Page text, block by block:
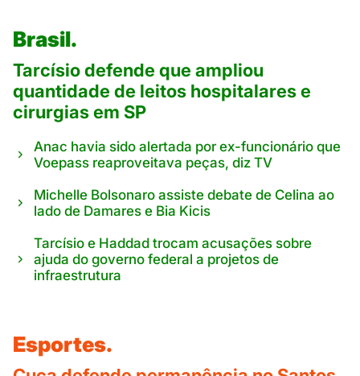
Brasil.
Tarcísio defende que ampliou
quantidade de leitos hospitalares e
cirurgias em SP
Anac havia sido alertada por ex-funcionário que
Voepass reaproveitava peças, diz TV
Michelle Bolsonaro assiste debate de Celina ao
lado de Damares e Bia Kicis
Tarcísio e Haddad trocam acusações sobre
ajuda do governo federal a projetos de
infraestrutura
Esportes.